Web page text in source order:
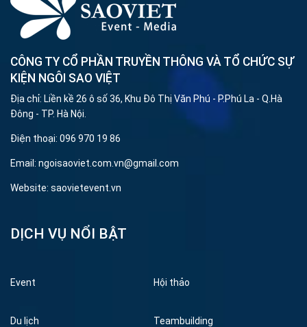
CÔNG TY CỔ PHẦN TRUYỀN THÔNG VÀ TỔ CHỨC SỰ
KIỆN NGÔI SAO VIỆT
Địa chỉ: Liền kề 26 ô số 36, Khu Đô Thị Văn Phú - P.Phú La - Q.Hà
Đông - TP. Hà Nội.
Điện thoại: 096 970 19 86
Email: ngoisaoviet.com.vn@gmail.com
Website: saovietevent.vn
DỊCH VỤ NỔI BẬT
Event Hội thảo
Du lịch Teambuilding